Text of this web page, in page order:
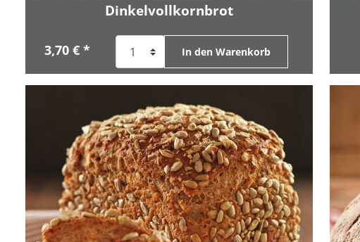
Dinkelvollkornbrot
3,70 € * In den Warenkorb